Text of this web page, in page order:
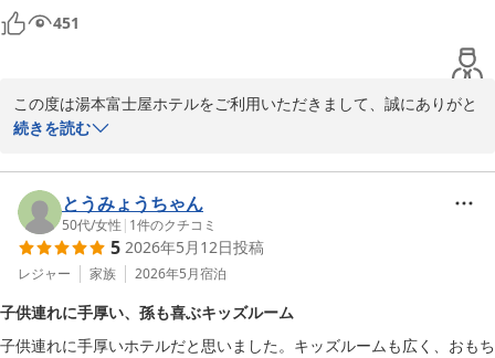
2026-07-09
が、十分な設備が整っており、気にならなかった。また行きたいホテ
ル。
451
この度は湯本富士屋ホテルをご利用いただきまして、誠にありがと
うございます。
き、このような温かいご感想をいただけましたこと、大変光栄でご
ざいます。
頂戴いたしましたスタッフへのお褒めの言葉は、さっそくフロント
やレストランのスタッフにも共有させていただきました。
本人たちにとりましても、大きな励みとなります。
ーへのご対応につきましても「安心して楽しむことができた」とお
伺いし、安堵いたしました。
続きを読む
とうみょうちゃん
50代/女性 | 1件のクチコミ
5 2026年5月12日投稿
レジャー 家族 2026年5月宿泊
子供連れに手厚い、孫も喜ぶキッズルーム
子供連れに手厚いホテルだと思いました。キッズルームも広く、おもち